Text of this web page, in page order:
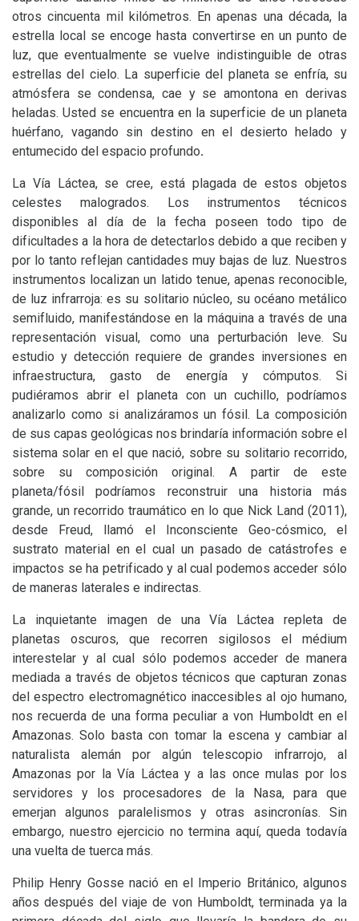
otros cincuenta mil kilómetros. En apenas una década, la
estrella local se encoge hasta convertirse en un punto de
luz, que eventualmente se vuelve indistinguible de otras
estrellas del cielo. La superficie del planeta se enfría, su
atmósfera se condensa, cae y se amontona en derivas
heladas. Usted se encuentra en la superficie de un planeta
huérfano, vagando sin destino en el desierto helado y
entumecido del espacio profundo.
La Vía Láctea, se cree, está plagada de estos objetos
celestes malogrados. Los instrumentos técnicos
disponibles al día de la fecha poseen todo tipo de
dificultades a la hora de detectarlos debido a que reciben y
por lo tanto reflejan cantidades muy bajas de luz. Nuestros
instrumentos localizan un latido tenue, apenas reconocible,
de luz infrarroja: es su solitario núcleo, su océano metálico
semifluido, manifestándose en la máquina a través de una
representación visual, como una perturbación leve. Su
estudio y detección requiere de grandes inversiones en
infraestructura, gasto de energía y cómputos. Si
pudiéramos abrir el planeta con un cuchillo, podríamos
analizarlo como si analizáramos un fósil. La composición
de sus capas geológicas nos brindaría información sobre el
sistema solar en el que nació, sobre su solitario recorrido,
sobre su composición original. A partir de este
planeta/fósil podríamos reconstruir una historia más
grande, un recorrido traumático en lo que Nick Land (2011),
desde Freud, llamó el Inconsciente Geo-cósmico, el
sustrato material en el cual un pasado de catástrofes e
impactos se ha petrificado y al cual podemos acceder sólo
de maneras laterales e indirectas.
La inquietante imagen de una Vía Láctea repleta de
planetas oscuros, que recorren sigilosos el médium
interestelar y al cual sólo podemos acceder de manera
mediada a través de objetos técnicos que capturan zonas
del espectro electromagnético inaccesibles al ojo humano,
nos recuerda de una forma peculiar a von Humboldt en el
Amazonas. Solo basta con tomar la escena y cambiar al
naturalista alemán por algún telescopio infrarrojo, al
Amazonas por la Vía Láctea y a las once mulas por los
servidores y los procesadores de la Nasa, para que
emerjan algunos paralelismos y otras asincronías. Sin
embargo, nuestro ejercicio no termina aquí, queda todavía
una vuelta de tuerca más.
Philip Henry Gosse nació en el Imperio Británico, algunos
años después del viaje de von Humboldt, terminada ya la